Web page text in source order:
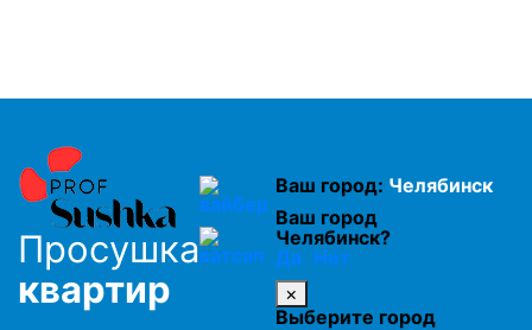
Просушка подвалов и цоколей
Просушка мебели
Просушка
квартир
Ваш город: Челябинск
Ваш город
Челябинск?
Да Нет
×
Выберите город